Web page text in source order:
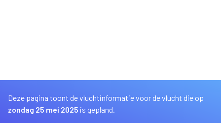
Deze pagina toont de vluchtinformatie voor de vlucht die op
zondag 25 mei 2025 is gepland.